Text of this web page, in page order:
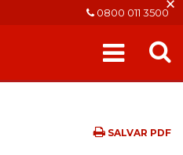
0800 011 3500
SALVAR PDF